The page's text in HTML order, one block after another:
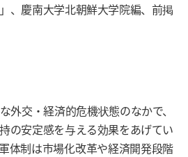
、慶南大学北朝鮮大学院編、前掲
外交・経済的危機状態のなかで、
の安定感を与える効果をあげてい
体制は市場化改革や経済開発段階